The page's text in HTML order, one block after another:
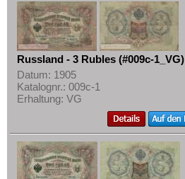
Russland - 3 Rubles (#009c-1_VG)
Datum: 1905
Katalognr.: 009c-1
Erhaltung: VG